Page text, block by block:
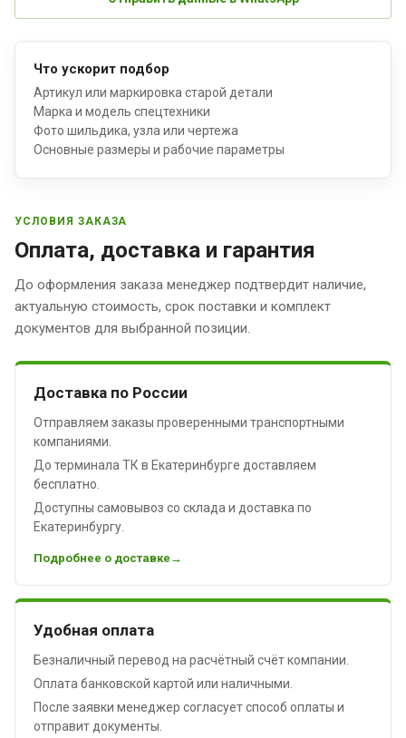
Что ускорит подбор
Артикул или маркировка старой детали
Марка и модель спецтехники
Фото шильдика, узла или чертежа
Основные размеры и рабочие параметры
УСЛОВИЯ ЗАКАЗА
Оплата, доставка и гарантия
До оформления заказа менеджер подтвердит наличие,
актуальную стоимость, срок поставки и комплект
документов для выбранной позиции.
Доставка по России
Отправляем заказы проверенными транспортными
компаниями.
До терминала ТК в Екатеринбурге доставляем
бесплатно.
Доступны самовывоз со склада и доставка по
Екатеринбургу.
Подробнее о доставке
Удобная оплата
Безналичный перевод на расчётный счёт компании.
Оплата банковской картой или наличными.
После заявки менеджер согласует способ оплаты и
отправит документы.